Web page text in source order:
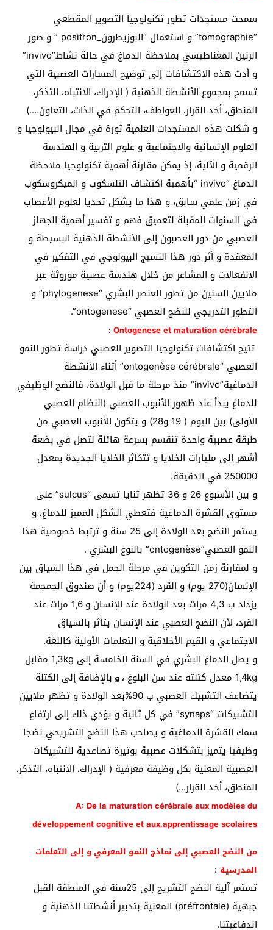
سمحت مستجدات تطور تكنولوجيا التصوير المقطعي
“tomographie” و استعمال “البوزيطرون_positron ” و صور
الرنين المغناطيسي بملاحظة الدماغ في حالة نشاط”invivo”
و أدت هذه الاكتشافات إلى توضيح المسارات العصبية التي
تسمح بمجموع الأنشطة الذهنية ( الإدراك، الانتباه، التذكر،
المنطق، أخد القرار، العواطف، التحكم في الذات، التعاون….)
و شكلت هذه المستجدات العلمية ثورة في مجال البيولوجيا و
العلوم الإنسانية والاجتماعية و علوم التربية و الهندسة
الرقمية و الآلية، إذ يمكن مقارنة أهمية تكنولوجيا ملاحظة
الدماغ “invivo “بأهمية اكتشاف التلسكوب و الميكروسكوب
في زمن علمي سابق، و هذا ما يشكل تحديا لعلوم الأعصاب
في السنوات المقبلة لتعميق فهم و تفسير أهمية الجهاز
العصبي من دور العصبون إلى الأنشطة الذهنية البسيطة و
المعقدة و أثر دور هذا النسيج البيولوجي في التفكير في
الانفعالات و المشاعر من خلال هندسة عصبية موروثة عبر
ملايين السنين من تطور العنصر البشري “phylogenese” و
التطور التدريجي للنضج العصبي “ontogenese”.
Ontogenese et maturation cérébrale
:
تتيح اكتشافات تكنولوجيا التصوير العصبي دراسة تطور النمو
العصبي “ontogenèse cérébrale” أثناء الأنشطة
الدماغية”invivo” منذ مرحلة ما قبل الولادة، فالنضج الوظيفي
للدماغ يبدأ عند ظهور الأنبوب العصبي (النظام العصبي
الأولى) بين اليوم ( 19 و28) و يتكون الأنبوب العصبي من
طبقة عصبية واحدة تنقسم بسرعة هائلة لتصل في بضعة
أشهر إلى مليارات الخلايا و تتكاثر الخلايا الجديدة بمعدل
250000 في الدقيقة.
و بين الأسبوع 26 و 36 تظهر ثنايا تسمى “sulcus” على
مستوى القشرة الدماغية فتعطي الشكل المميز للدماغ، و
يستمر النضج بعد الولادة إلى 25 سنة و ترتبط خصوصية هذا
النمو العصبي”ontogenèse” بالنوع البشري .
و لمقارنة زمن التكوين في مرحلة الحمل في هذا السياق بين
الإنسان(270 يوم) و القرد (224يوم) و أن صندوق الجمجمة
يزداد ب 4,3 مرات بعد الولادة عند الإنسان و 1,6 مرات عند
القرد، لأن النضج العصبي عند الإنسان يتأثر بالسياق
الاجتماعي و القيم الأخلاقية و التعلمات الأولية كاللغة.
و يصل الدماغ البشري في السنة الخامسة إلى 1,3kg مقابل
1,4kg معدل كتلته عند سن البلوغ ،
و بالإضافة إلى الكتلة
يتضاعف التشبيك العصبي ب 90%بعد الولادة و تظهر ملايين
التشبيكات “synaps” في كل ثانية و يؤدي ذلك إلى ارتفاع
سمك القشرة الدماغية و يصاحب هذا النضج التشريحي نضجا
وظيفيا يتميز بتشكلات عصبية بوتيرة تصاعدية للتشبيكات
العصبية المعنية بكل وظيفة معرفية ( الإدراك، الانتباه، التذكر،
المنطق، أخد القرار…)
A: De la maturation cérébrale aux modèles du
développement cognitive et aux.apprentissage scolaires
من النضج العصبي إلى نماذج النمو المعرفي و إلى التعلمات
المدرسية :
تستمر آلية النضج التشريح إلى 25سنة في المنطقة القبل
جبهية (préfrontale) المعنية بتدبير أنشطتنا الذهنية و
اندفاعيتنا.